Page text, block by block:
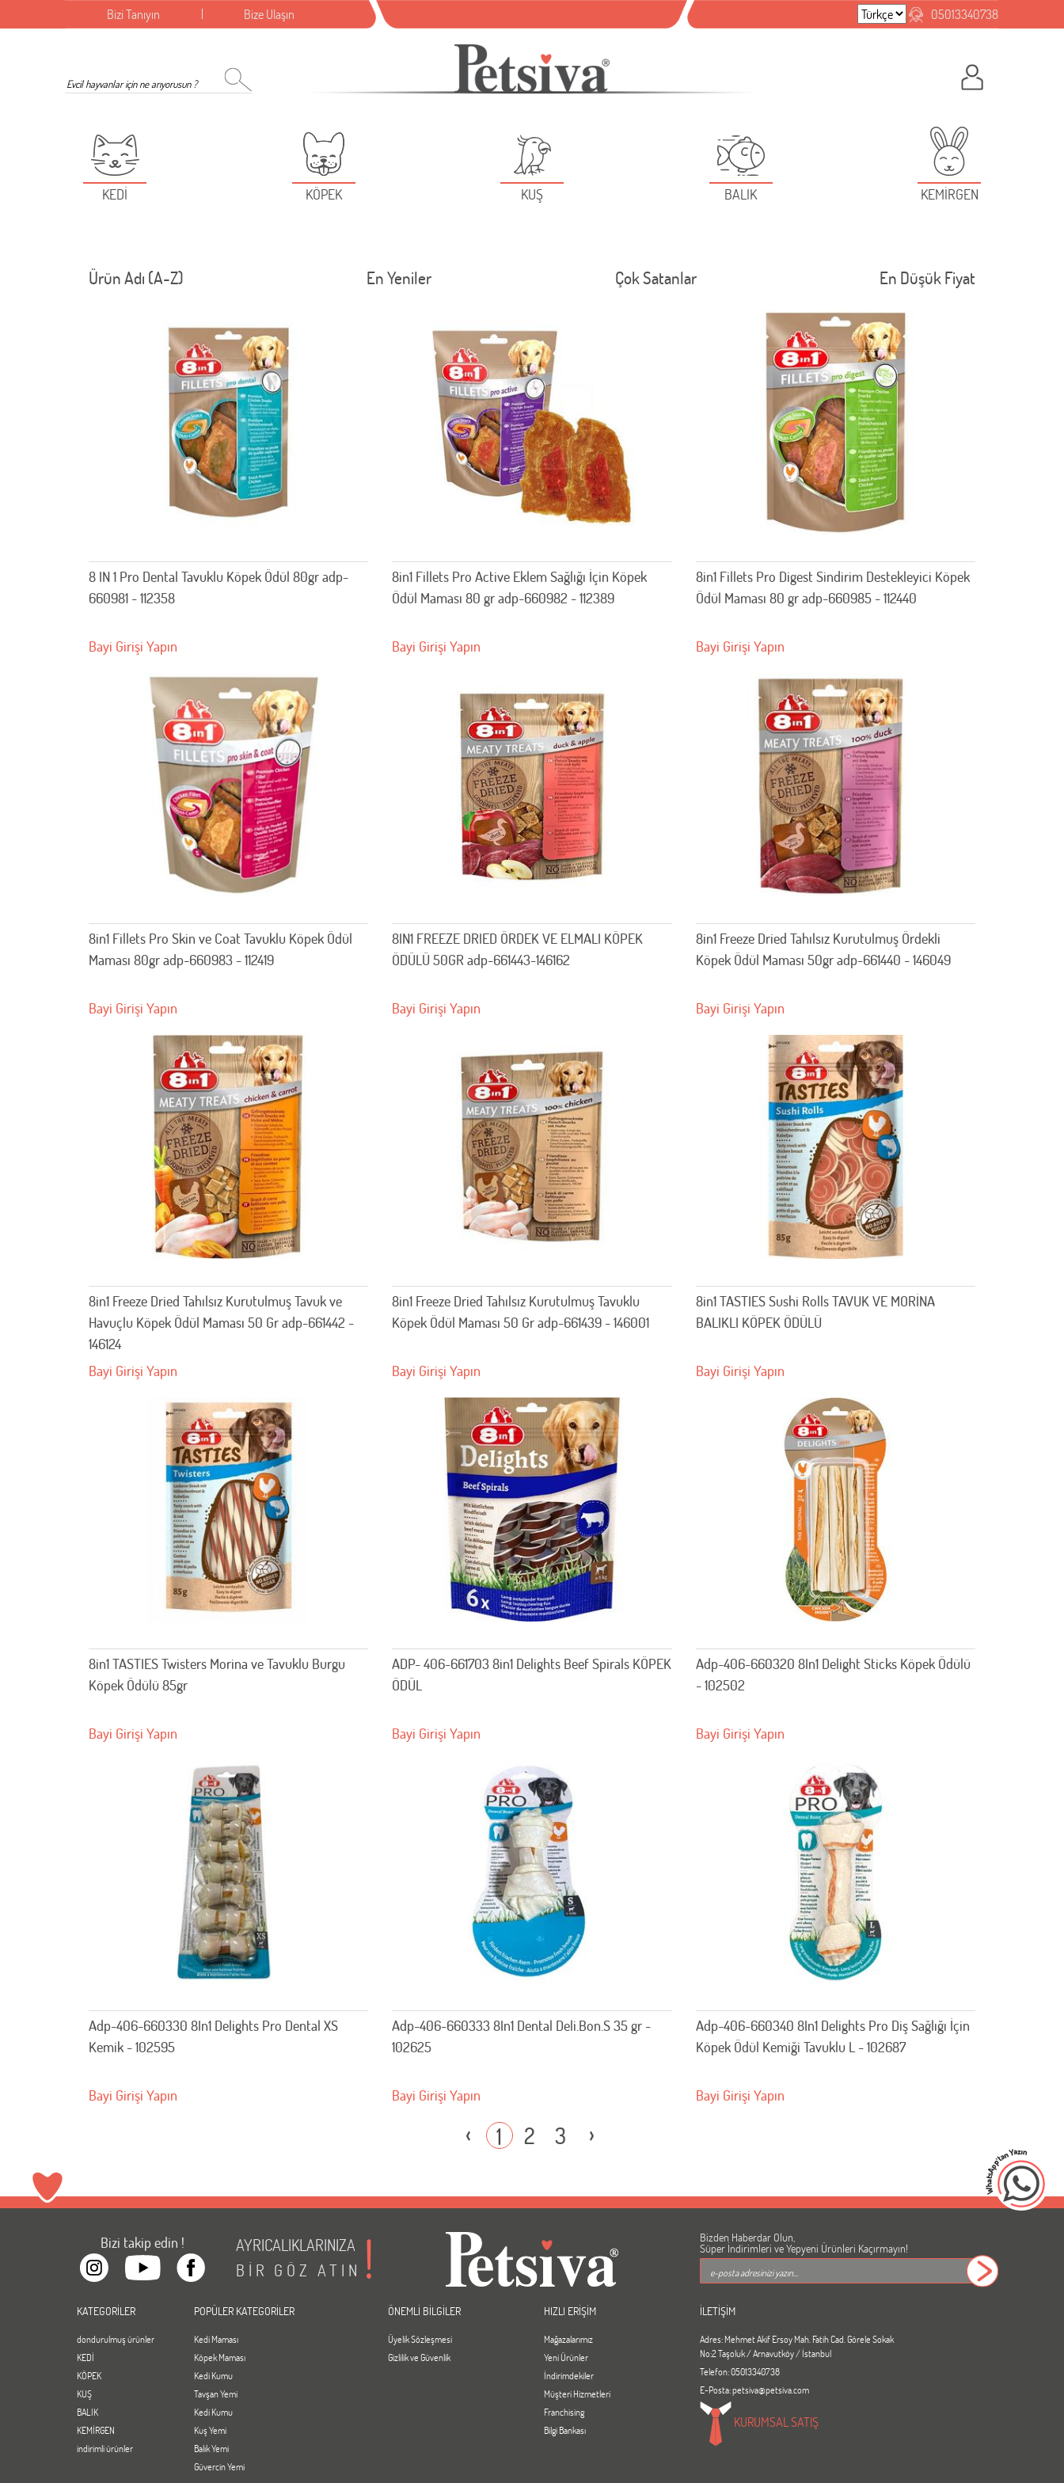
Bizi Tanıyın Bize Ulaşın 05013340738
KEDİ KÖPEK KUŞ BALIK KEMİRGEN
Ürün Adı (A-Z) En Yeniler Çok Satanlar En Düşük Fiyat
8 IN 1 Pro Dental Tavuklu Köpek Ödül 80gr adp-
660981 - 112358
Bayi Girişi Yapın
8in1 Fillets Pro Active Eklem Sağlığı İçin Köpek
Ödül Maması 80 gr adp-660982 - 112389
Bayi Girişi Yapın
8in1 Fillets Pro Digest Sindirim Destekleyici Köpek
Ödül Maması 80 gr adp-660985 - 112440
Bayi Girişi Yapın
8in1 Fillets Pro Skin ve Coat Tavuklu Köpek Ödül
Maması 80gr adp-660983 - 112419
Bayi Girişi Yapın
8IN1 FREEZE DRIED ÖRDEK VE ELMALI KÖPEK
ÖDÜLÜ 50GR adp-661443-146162
Bayi Girişi Yapın
8in1 Freeze Dried Tahılsız Kurutulmuş Ördekli
Köpek Ödül Maması 50gr adp-661440 - 146049
Bayi Girişi Yapın
8in1 Freeze Dried Tahılsız Kurutulmuş Tavuk ve
Havuçlu Köpek Ödül Maması 50 Gr adp-661442 -
146124
Bayi Girişi Yapın
8in1 Freeze Dried Tahılsız Kurutulmuş Tavuklu
Köpek Ödül Maması 50 Gr adp-661439 - 146001
Bayi Girişi Yapın
8in1 TASTIES Sushi Rolls TAVUK VE MORİNA
BALIKLI KÖPEK ÖDÜLÜ
Bayi Girişi Yapın
8in1 TASTIES Twisters Morina ve Tavuklu Burgu
Köpek Ödülü 85gr
Bayi Girişi Yapın
ADP- 406-661703 8in1 Delights Beef Spirals KÖPEK
ÖDÜL
Bayi Girişi Yapın
Adp-406-660320 8In1 Delight Sticks Köpek Ödülü
- 102502
Bayi Girişi Yapın
Adp-406-660330 8In1 Delights Pro Dental XS
Kemik - 102595
Bayi Girişi Yapın
Adp-406-660333 8In1 Dental Deli.Bon.S 35 gr -
102625
Bayi Girişi Yapın
Adp-406-660340 8In1 Delights Pro Diş Sağlığı İçin
Köpek Ödül Kemiği Tavuklu L - 102687
Bayi Girişi Yapın
‹ 1 2 3 ›
Bizi takip edin !
AYRICALIKLARINIZA
BİR GÖZ ATIN
Bizden Haberdar Olun,
Süper İndirimleri ve Yepyeni Ürünleri Kaçırmayın!
KATEGORİLER
dondurulmuş ürünler
KEDİ
KÖPEK
KUŞ
BALIK
KEMİRGEN
indirimli ürünler
POPÜLER KATEGORİLER
Kedi Maması
Köpek Maması
Kedi Kumu
Tavşan Yemi
Kedi Kumu
Kuş Yemi
Balık Yemi
Güvercin Yemi
ÖNEMLİ BİLGİLER
Üyelik Sözleşmesi
Gizlilik ve Güvenlik
HIZLI ERİŞİM
Mağazalarımız
Yeni Ürünler
İndirimdekiler
Müşteri Hizmetleri
Franchising
Bilgi Bankası
İLETİŞİM
Adres: Mehmet Akif Ersoy Mah. Fatih Cad. Görele Sokak
No:2 Taşoluk / Arnavutköy / İstanbul
Telefon: 05013340738
E-Posta: petsiva@petsiva.com
KURUMSAL SATIŞ